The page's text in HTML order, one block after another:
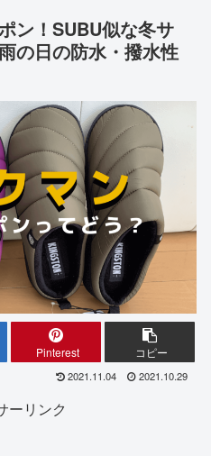
ン！SUBU似な冬サ
の日の防水・撥水性
Pinterest コピー
2021.11.04 2021.10.29
ーリンク